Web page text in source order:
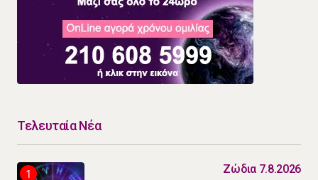
Τελευταία Νέα
Ζώδια 7.8.2026